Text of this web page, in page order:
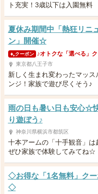
ト充実！3歳以下は入園無料
夏休み期間中「熱狂リニ
ン」開催☆
クーポン ♪オトクな「選べる」
東京都八王子市
新しく生まれ変わったマッス
ンジ！家族で遊び尽くそう♪
雨の日も暑い日も安心☆
り遊ぼう♪
神奈川県横浜市都筑区
十本アームの「十手観音」は
ぜひ家族で体験してみてね☆
◇お得な「1名無料」クー
◇